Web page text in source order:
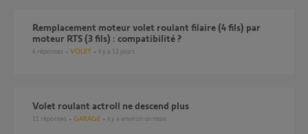
Remplacement moteur volet roulant filaire (4 fils) par
moteur RTS (3 fils) : compatibilité ?
4 réponses VOLET il y a 12 jours
Volet roulant actroll ne descend plus
11 réponses GARAGE il y a environ un mois